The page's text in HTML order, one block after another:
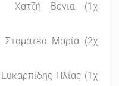
Χατζή Βένια (1χ
Σταματέα Μαρία (2χ
Ηλίας (1χ